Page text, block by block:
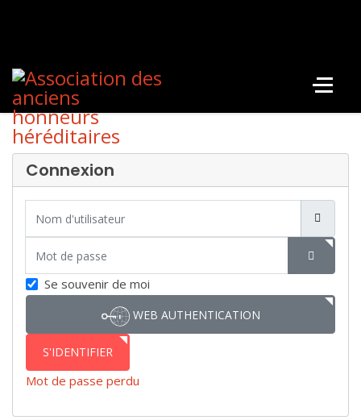
Connexion
SHOW
Se souvenir de moi
WEB AUTHENTICATION
S'IDENTIFIER
Mot de passe perdu